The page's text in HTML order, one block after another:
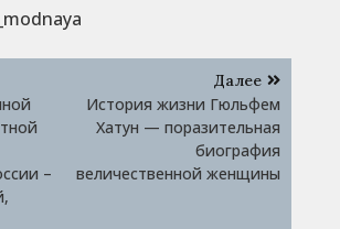
–
Далее
История жизни Гюльфем
Хатун — поразительная
биография
величественной женщины